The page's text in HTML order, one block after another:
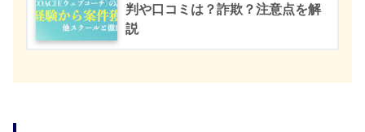
判や口コミは？詐欺？注意点を解
説